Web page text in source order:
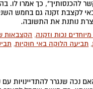
לקצבת זקנה גם בחמש
נותנת את התשובה.
נכות וזקנה, הקצבאות
, תביעה הלוקה באי חוקיות,
נכה שנגרר להתדיינויות